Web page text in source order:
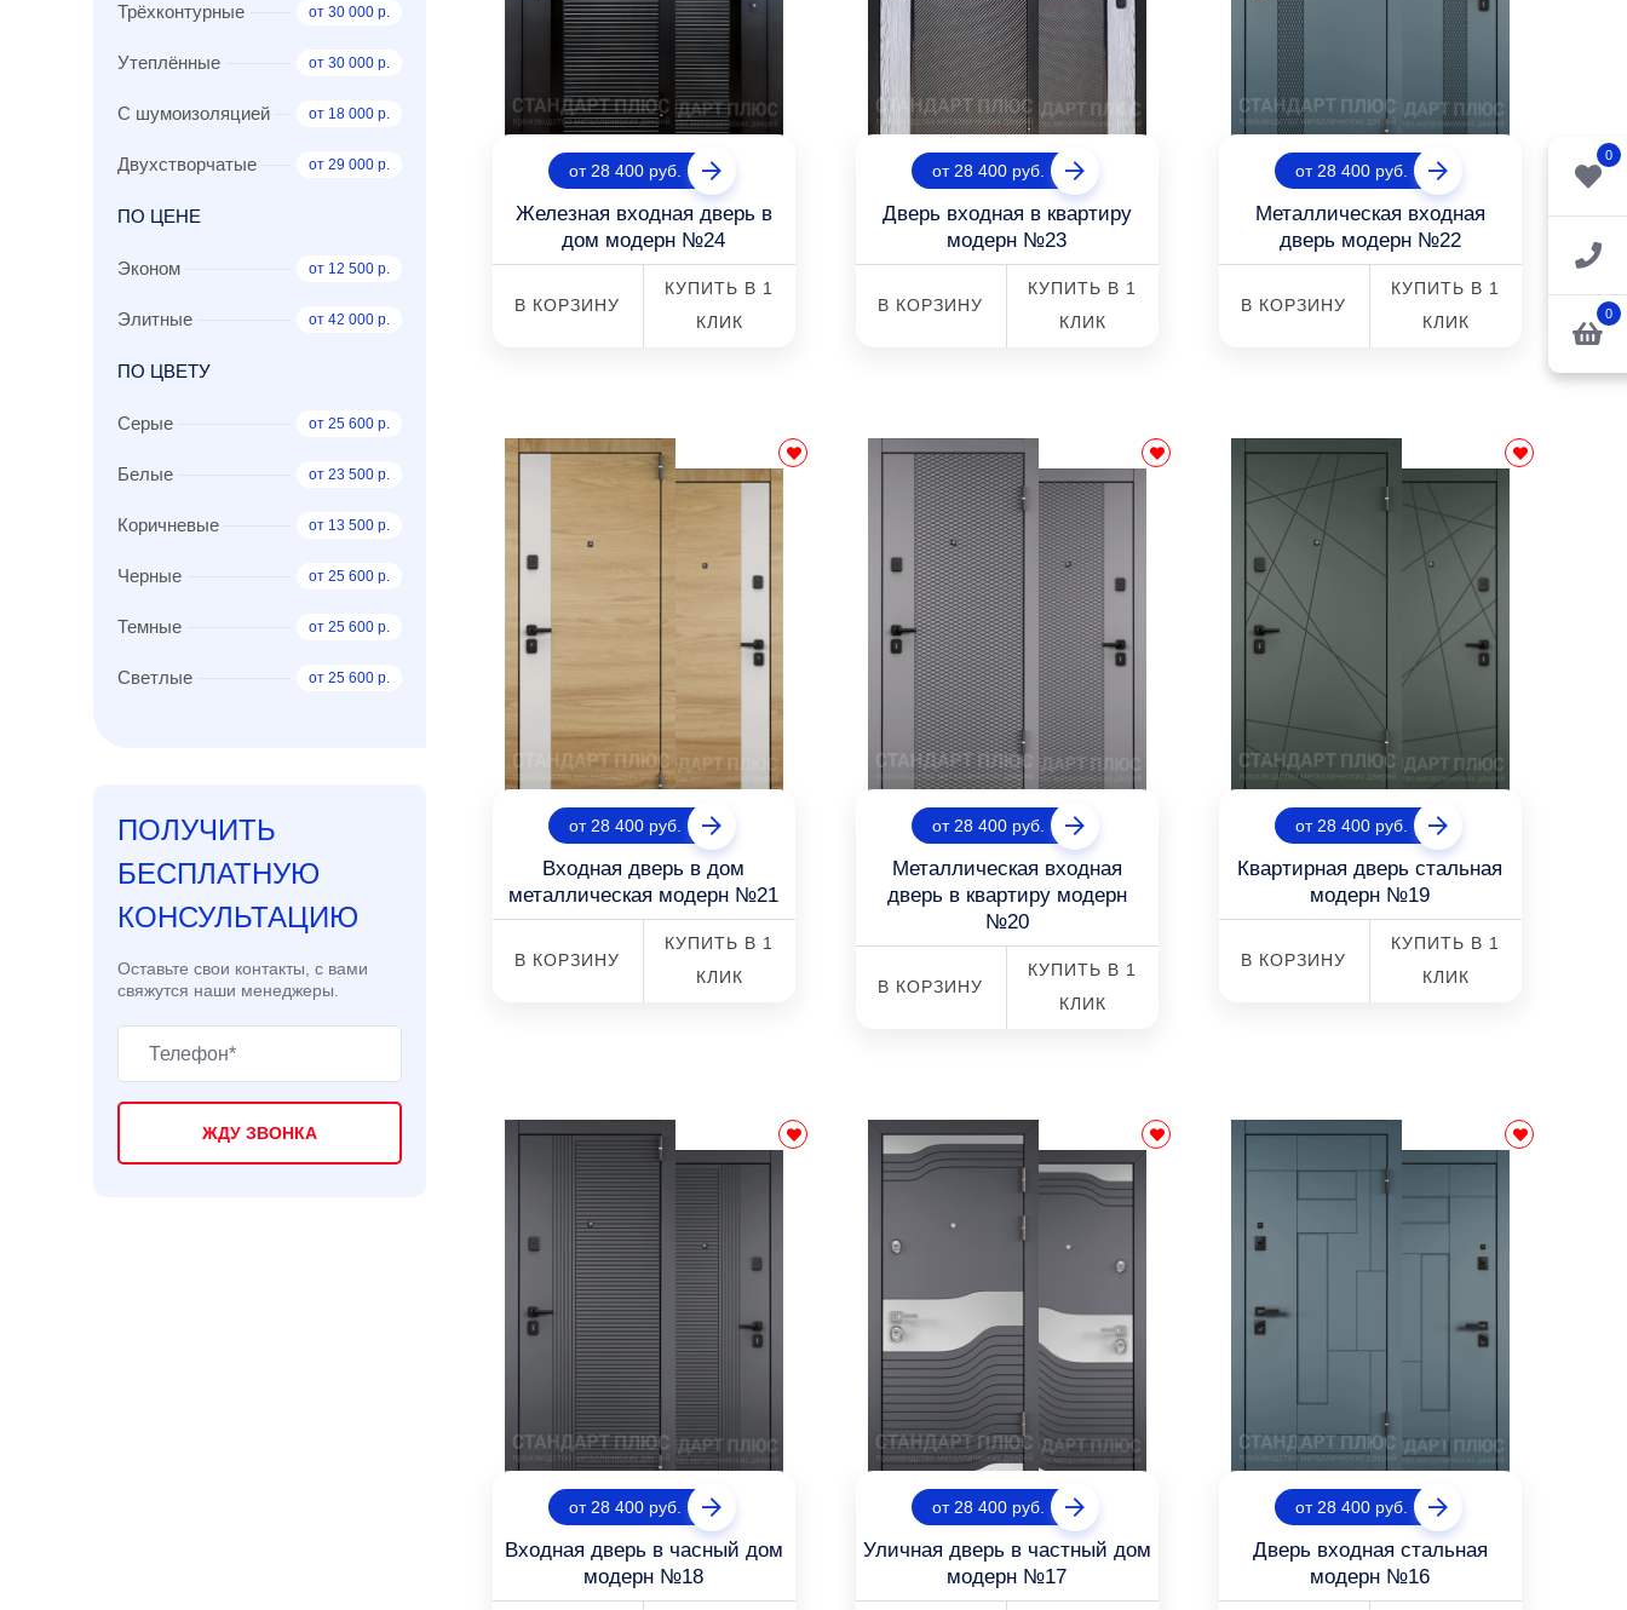
0
0
Трёхконтурные от 30 000 р.
Утеплённые от 30 000 р.
С шумоизоляцией от 18 000 р.
Двухстворчатые от 29 000 р.
ПО ЦЕНЕ
Эконом от 12 500 р.
Элитные от 42 000 р.
ПО ЦВЕТУ
Серые от 25 600 р.
Белые от 23 500 р.
Коричневые от 13 500 р.
Черные от 25 600 р.
Темные от 25 600 р.
Светлые от 25 600 р.
ПОЛУЧИТЬ
БЕСПЛАТНУЮ
КОНСУЛЬТАЦИЮ
Оставьте свои контакты, с вами
свяжутся наши менеджеры.
ЖДУ ЗВОНКА
от 28 400 руб.
Железная входная дверь в
дом модерн №24
В КОРЗИНУ
КУПИТЬ В 1
КЛИК
от 28 400 руб.
Дверь входная в квартиру
модерн №23
В КОРЗИНУ
КУПИТЬ В 1
КЛИК
от 28 400 руб.
Металлическая входная
дверь модерн №22
В КОРЗИНУ
КУПИТЬ В 1
КЛИК
от 28 400 руб.
Входная дверь в дом
металлическая модерн №21
В КОРЗИНУ
КУПИТЬ В 1
КЛИК
от 28 400 руб.
Металлическая входная
дверь в квартиру модерн
№20
В КОРЗИНУ
КУПИТЬ В 1
КЛИК
от 28 400 руб.
Квартирная дверь стальная
модерн №19
В КОРЗИНУ
КУПИТЬ В 1
КЛИК
от 28 400 руб.
Входная дверь в часный дом
модерн №18
от 28 400 руб.
Уличная дверь в частный дом
модерн №17
от 28 400 руб.
Дверь входная стальная
модерн №16